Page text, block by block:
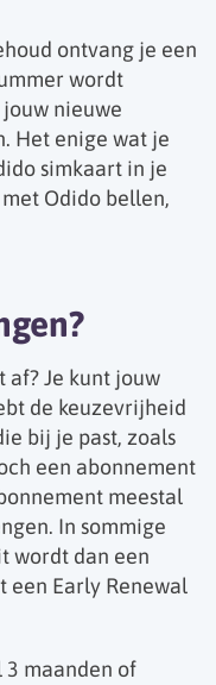
ontvang je een
wordt
nieuwe
Het enige wat je
simkaart in je
Odido bellen,
Je kunt jouw
de keuzevrijheid
bij je past, zoals
een abonnement
meestal
In sommige
wordt dan een
een Early Renewal
maanden of